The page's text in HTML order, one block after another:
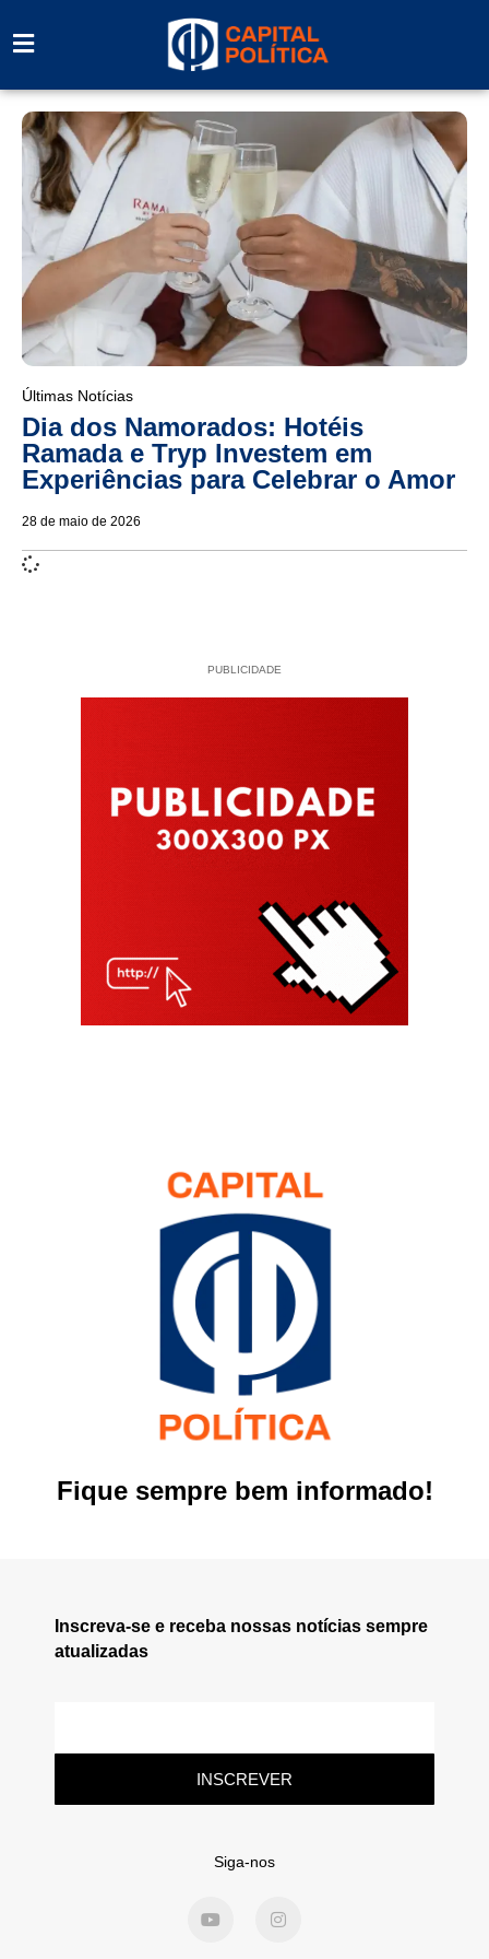
Últimas Notícias
Dia dos Namorados: Hotéis
Ramada e Tryp Investem em
Experiências para Celebrar o Amor
28 de maio de 2026
PUBLICIDADE
Fique sempre bem informado!
Inscreva-se e receba nossas notícias sempre
atualizadas
INSCREVER
Siga-nos